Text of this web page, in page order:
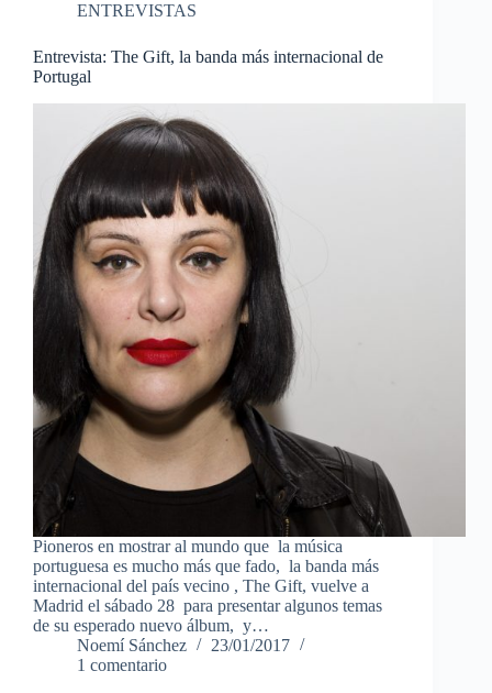
ENTREVISTAS
Entrevista: The Gift, la banda más internacional de
Portugal
Pioneros en mostrar al mundo que la música
portuguesa es mucho más que fado, la banda más
internacional del país vecino , The Gift, vuelve a
Madrid el sábado 28 para presentar algunos temas
de su esperado nuevo álbum, y…
Noemí Sánchez
23/01/2017
1 comentario